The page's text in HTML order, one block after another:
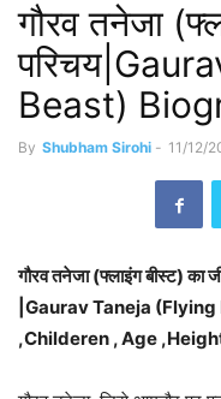
गौरव तनेजा
Beast)
By Shubham Sirohi - 11/12/
गौरव तनेजा (फ्लाइंग बीस्ट) का
|Gaurav Taneja
,Childeren , Age